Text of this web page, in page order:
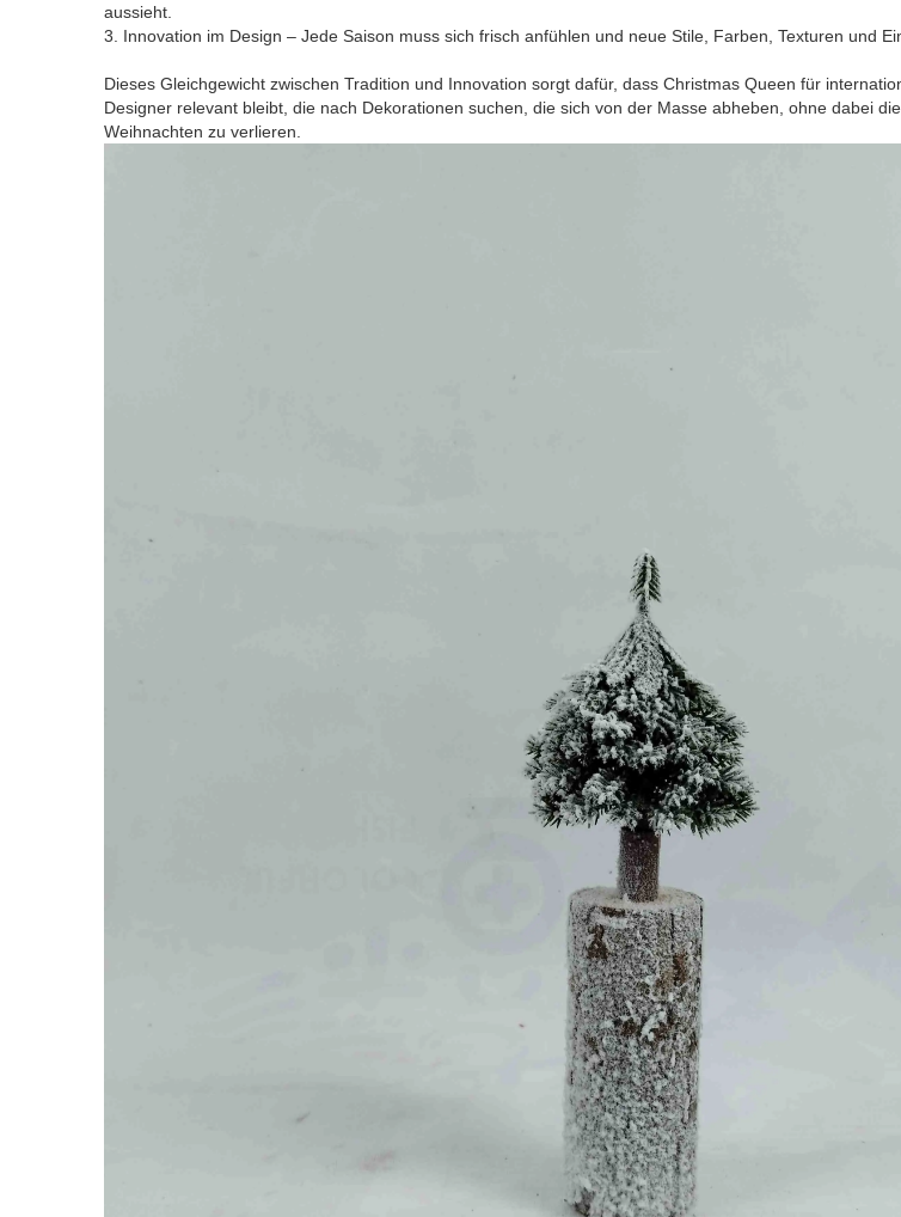
aussieht.
3. Innovation im Design – Jede Saison muss sich frisch anfühlen und neue Stile, Farben, Texturen und
Dieses Gleichgewicht zwischen Tradition und Innovation sorgt dafür, dass Christmas Queen für
Designer relevant bleibt, die nach Dekorationen suchen, die sich von der Masse abheben, ohne dabei
Weihnachten zu verlieren.